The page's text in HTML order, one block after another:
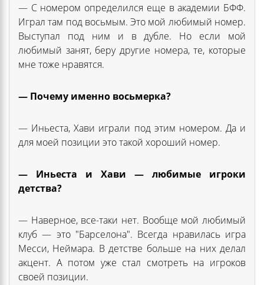
— С номером определился еще в академии БФФ.
Играл там под восьмым. Это мой любимый номер.
Выступал под ним и в дубле. Но если мой
любимый занят, беру другие номера, те, которые
мне тоже нравятся.
— Почему именно восьмерка?
— Иньеста, Хави играли под этим номером. Да и
для моей позиции это такой хороший номер.
— Иньеста и Хави — любимые игроки
детства?
— Наверное, все-таки нет. Вообще мой любимый
клуб — это "Барселона". Всегда нравилась игра
Месси, Неймара. В детстве больше на них делал
акцент. А потом уже стал смотреть на игроков
своей позиции.